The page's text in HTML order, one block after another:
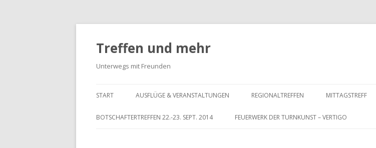
Treffen und mehr
Unterwegs mit Freunden
Inhalt
START AUSFLÜGE & VERANSTALTUNGEN REGIONALTREFFEN MITTAGSTREFF
BOTSCHAFTERTREFFEN 22.-23. SEPT. 2014 FEUERWERK DER TURNKUNST – VERTIGO